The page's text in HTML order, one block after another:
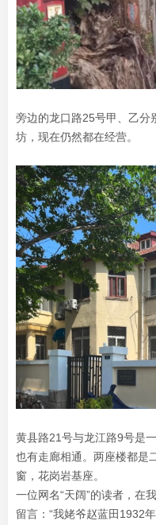
旁边的龙口路25号甲、乙分
坊，现在仍然都在经营。
黄县路21号与龙江路9号是
也有走廊相通。两座楼都是
窗，花岗岩基座。
一位网名“天阔”的读者，在
留言：“我姥爷赵蓝田1932